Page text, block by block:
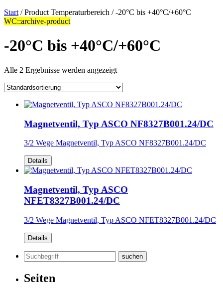
Start / Product Temperaturbereich / -20°C bis +40°C/+60°C
WC::archive-product
-20°C bis +40°C/+60°C
Alle 2 Ergebnisse werden angezeigt
Magnetventil, Typ ASCO NF8327B001.24/DC
3/2 Wege Magnetventil, Typ ASCO NF8327B001.24/DC
Details
Magnetventil, Typ ASCO
NFET8327B001.24/DC
3/2 Wege Magnetventil, Typ ASCO NFET8327B001.24/DC
Details
Suchen
nach:
Seiten